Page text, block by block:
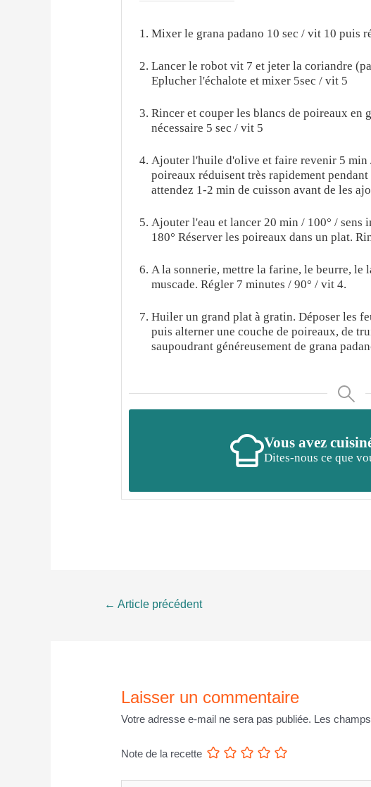
Mixer le grana padano 10 sec / vit 10 puis
Lancer le robot vit 7 et jeter la coriandre
Eplucher l'échalote et mixer 5sec / vit 5
Rincer et couper les blancs de poireaux en
nécessaire 5 sec / vit 5
Ajouter l'huile d'olive et faire revenir 5 min
poireaux réduisent très rapidement
attendez 1-2 min de cuisson avant de les
Ajouter l'eau et lancer 20 min / 100° /
180° Réserver les poireaux dans un plat.
A la sonnerie, mettre la farine, le beurre, le
muscade. Régler 7 minutes / 90° / vit 4.
Huiler un grand plat à gratin. Déposer les
puis alterner une couche de poireaux, de
saupoudrant généreusement de grana
Vous avez
Dites-nous ce que
Navigation
← Article précédent
Laisser un commentaire
Votre adresse e-mail ne sera pas publiée. Les
Note de la recette